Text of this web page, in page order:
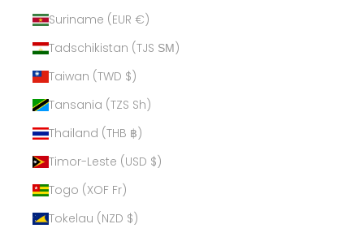
Suriname (EUR €)
Tadschikistan (TJS ЅМ)
Taiwan (TWD $)
Tansania (TZS Sh)
Thailand (THB ฿)
Timor-Leste (USD $)
Togo (XOF Fr)
Tokelau (NZD $)